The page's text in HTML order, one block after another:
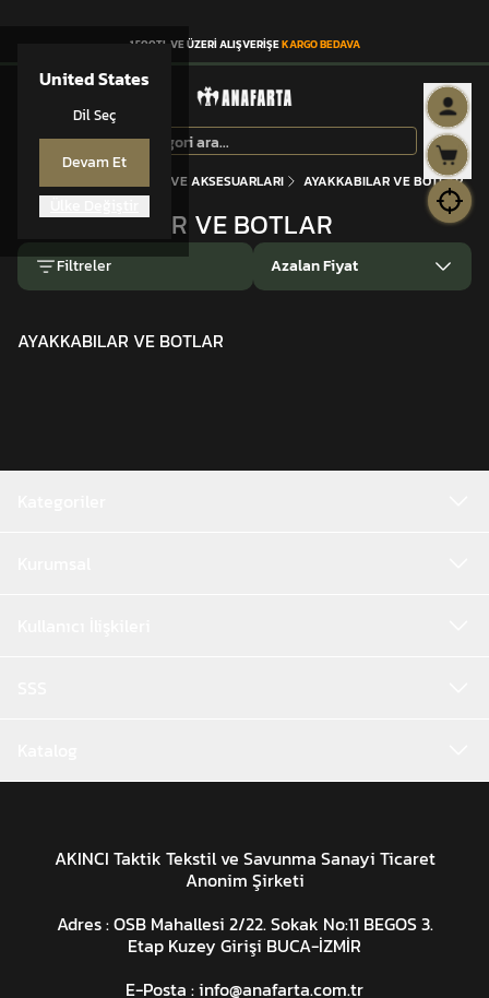
United States
Dil Seç
Devam Et
1.500TL VE ÜZERİ ALIŞVERİŞEKARGO BEDAVA
TAKTİK BOT VE AKSESUARLARI AYAKKABILAR VE BOTLAR
AYAKKABILAR VE BOTLAR
Filtreler Azalan Fiyat
AYAKKABILAR VE BOTLAR
AKINCI Taktik Tekstil ve Savunma Sanayi Ticaret
Anonim Şirketi
Adres : OSB Mahallesi 2/22. Sokak No:11 BEGOS 3.
Etap Kuzey Girişi BUCA-İZMİR
E-Posta :info@anafarta.com.tr